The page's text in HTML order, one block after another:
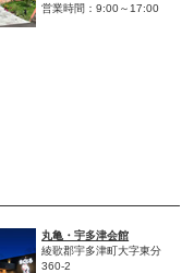
営業時間：9:00～17:00
丸亀・宇多津会館
綾歌郡宇多津町大字東分
360-2